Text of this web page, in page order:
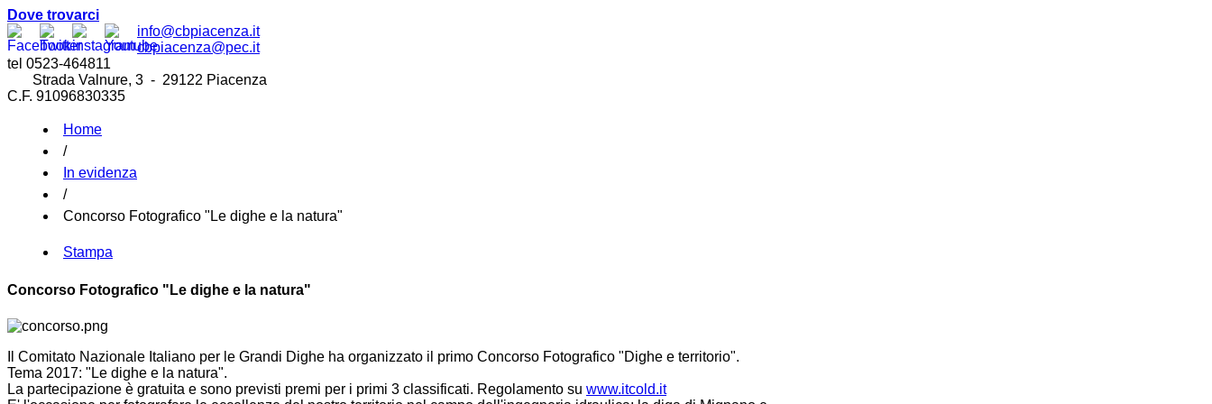
Dove trovarci
info@cbpiacenza.it
cbpiacenza@pec.it
tel 0523-464811
Strada Valnure, 3 - 29122 Piacenza
C.F. 91096830335
Home
/
In evidenza
/
Concorso Fotografico "Le dighe e la natura"
Stampa
Concorso Fotografico "Le dighe e la natura"
Il Comitato Nazionale Italiano per le Grandi Dighe ha organizzato il primo Concorso Fotografico "Dighe e territorio".
Tema 2017: "Le dighe e la natura".
La partecipazione è gratuita e sono previsti premi per i primi 3 classificati. Regolamento su www.itcold.it